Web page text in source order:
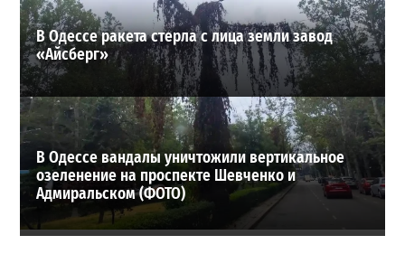
В Одессе ракета стерла с лица земли завод
«Айсберг»
В Одессе вандалы уничтожили вертикальное
озеленение на проспекте Шевченко и
Адмиральском (ФОТО)